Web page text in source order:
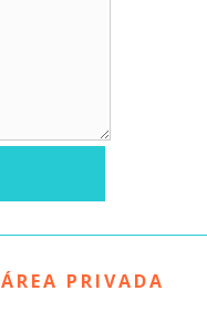
ÁREA PRIVADA